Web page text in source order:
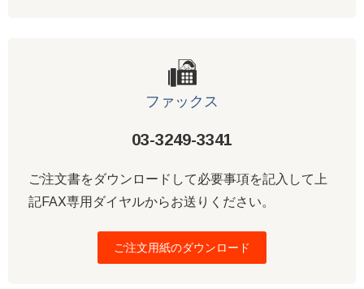
ファックス
03-3249-3341
ご注文書をダウンロードして必要事項を記入して上
記FAX専用ダイヤルからお送りください。
ご注文用紙のダウンロード